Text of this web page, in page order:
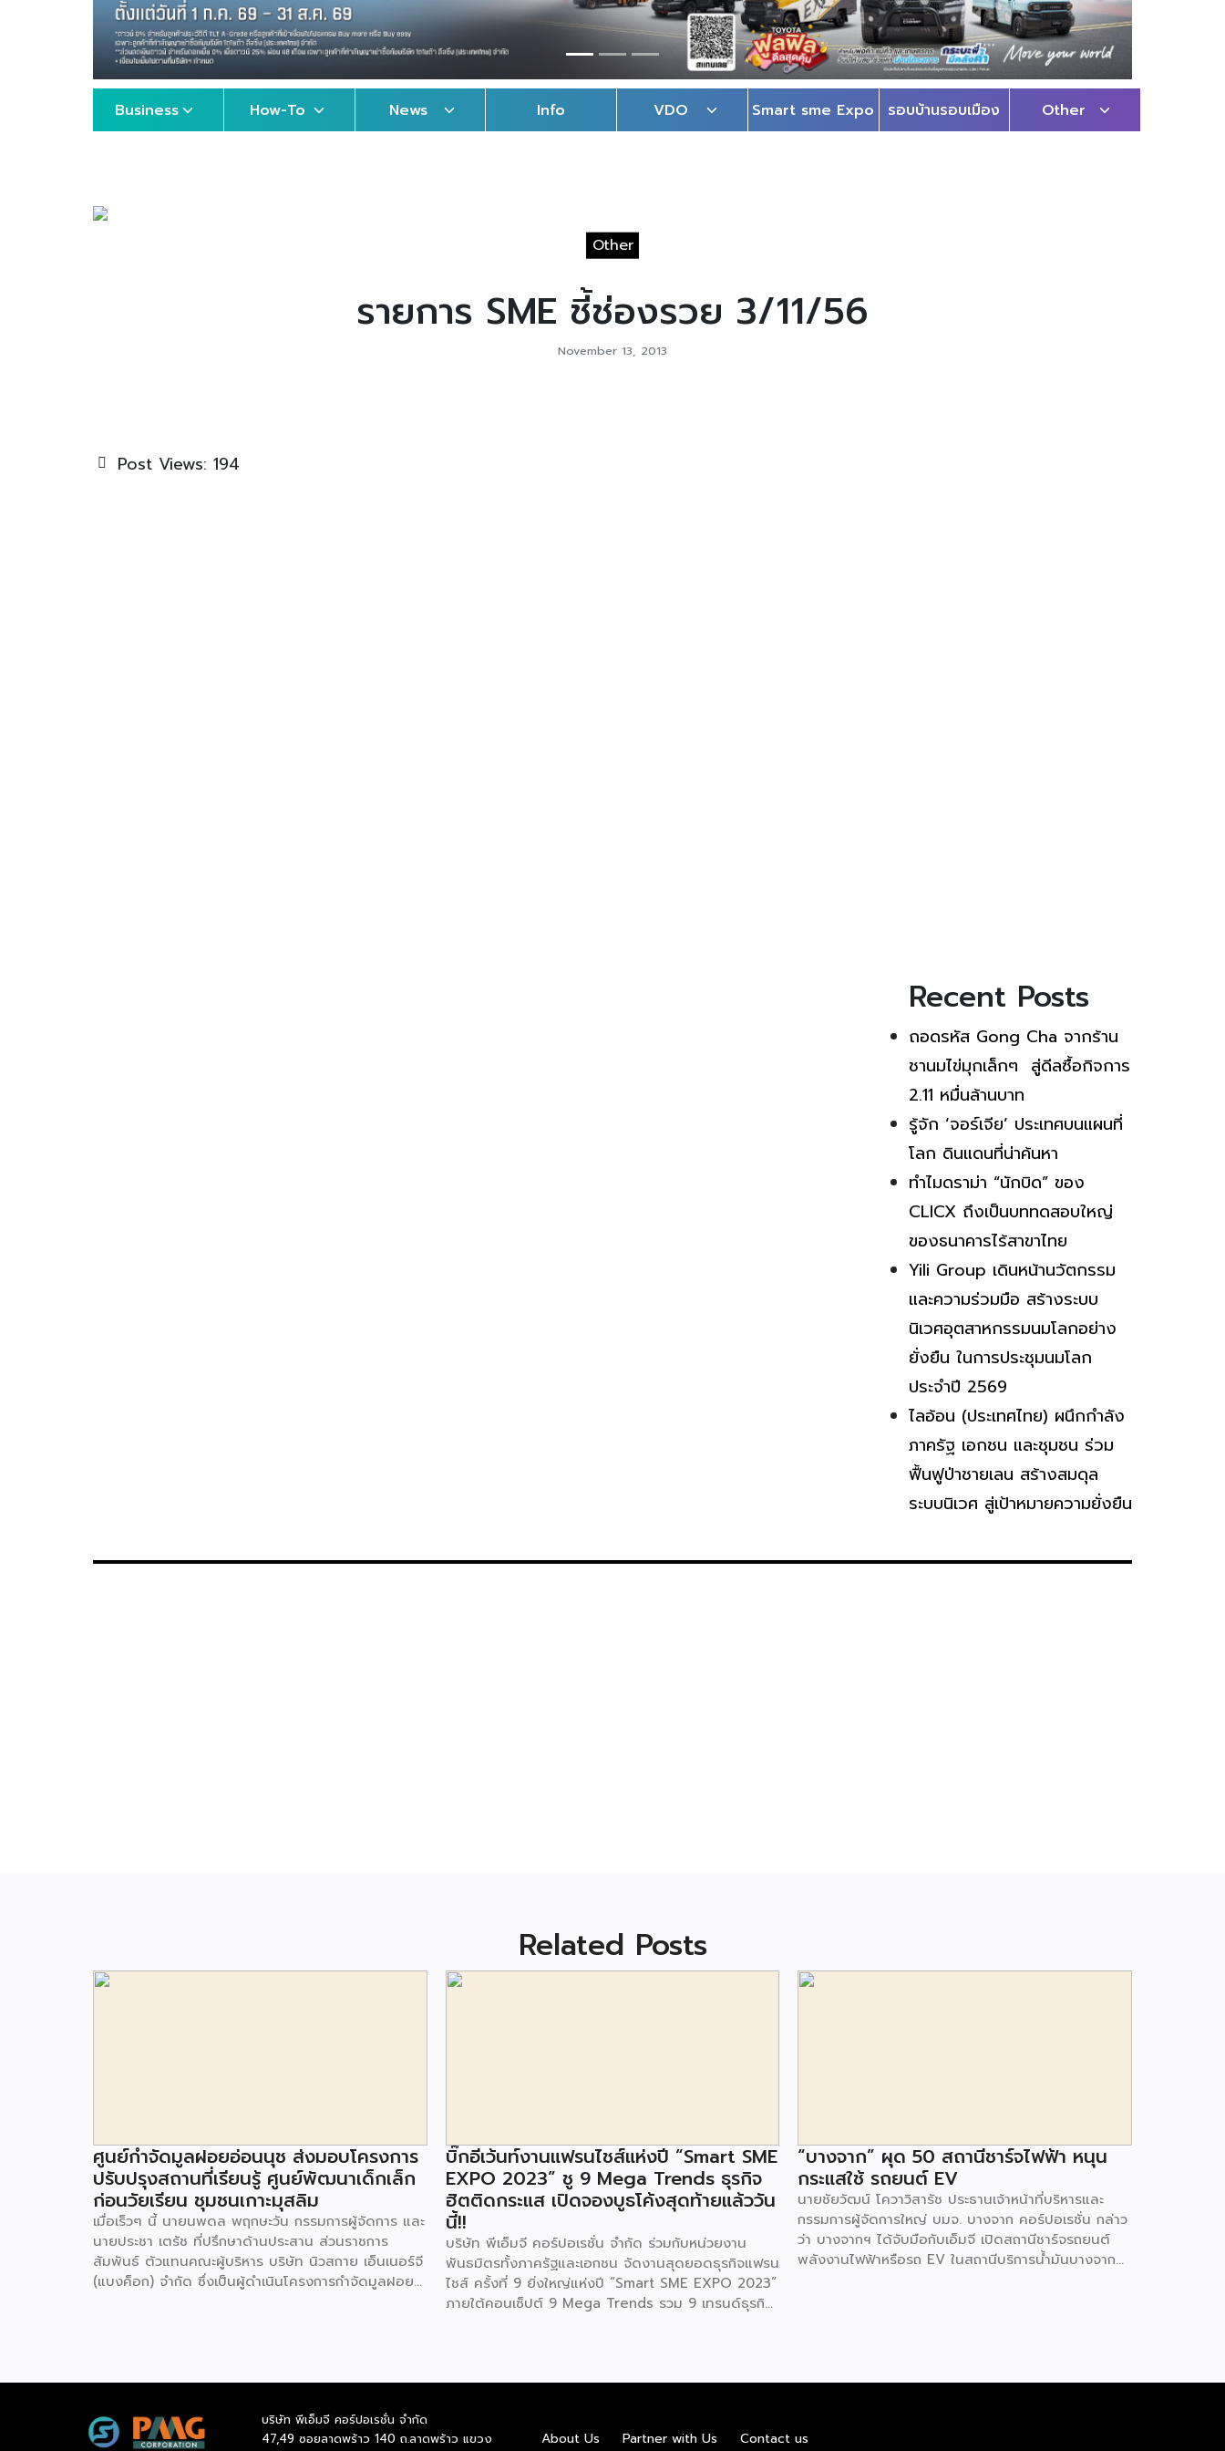
Business How-To News Info VDO Smart sme Expo รอบบ้านรอบเมือง Other
Other
รายการ SME ชี้ช่องรวย 3/11/56
November 13, 2013
Post Views: 194
Recent Posts
ถอดรหัส Gong Cha จากร้าน
ชานมไข่มุกเล็กๆ สู่ดีลซื้อกิจการ
2.11 หมื่นล้านบาท
รู้จัก ‘จอร์เจีย’ ประเทศบนแผนที่
โลก ดินแดนที่น่าค้นหา
ทำไมดราม่า “นักบิด” ของ
CLICX ถึงเป็นบททดสอบใหญ่
ของธนาคารไร้สาขาไทย
Yili Group เดินหน้านวัตกรรม
และความร่วมมือ สร้างระบบ
นิเวศอุตสาหกรรมนมโลกอย่าง
ยั่งยืน ในการประชุมนมโลก
ประจำปี 2569
ไลอ้อน (ประเทศไทย) ผนึกกำลัง
ภาครัฐ เอกชน และชุมชน ร่วม
ฟื้นฟูป่าชายเลน สร้างสมดุล
ระบบนิเวศ สู่เป้าหมายความยั่งยืน
Related Posts
ศูนย์กำจัดมูลฝอยอ่อนนุช ส่งมอบโครงการ
ปรับปรุงสถานที่เรียนรู้ ศูนย์พัฒนาเด็กเล็ก
ก่อนวัยเรียน ชุมชนเกาะมุสลิม
เมื่อเร็วๆ นี้ นายนพดล พฤกษะวัน กรรมการผู้จัดการ และ
นายประชา เตรัช ที่ปรึกษาด้านประสาน ส่วนราชการ
สัมพันธ์ ตัวแทนคณะผู้บริหาร บริษัท นิวสกาย เอ็นเนอร์จี
(แบงค็อก) จํากัด ซึ่งเป็นผู้ดำเนินโครงการกำจัดมูลฝอย
ประเวศ เขตประเวศ กรุงเทพมหานคร ทั้งนี้โครงการ
ชุมชนเกาะมุสลิม ตั้งอยู่ในซอยอ่อนนุช 86 ดำเนินการขึ้น
เพื่อเพิ่มพื้นที่การเรียนรู้เพิ่มเติมนอกห้องเรียน และใช้เป็น
บิ๊กอีเว้นท์งานแฟรนไชส์แห่งปี “Smart SME
EXPO 2023” ชู 9 Mega Trends ธุรกิจ
ฮิตติดกระแส เปิดจองบูธโค้งสุดท้ายแล้ววัน
นี้!!
บริษัท พีเอ็มจี คอร์ปอเรชั่น จำกัด ร่วมกับหน่วยงาน
พันธมิตรทั้งภาครัฐและเอกชน จัดงานสุดยอดธุรกิจแฟรน
ไชส์ ครั้งที่ 9 ยิ่งใหญ่แห่งปี “Smart SME EXPO 2023”
ภายใต้คอนเซ็ปต์ 9 Mega Trends รวม 9 เทรนด์ธุรกิจ
Health & Wellness Trends, E-Commerce
ระดับร่วม 250 บูธ ในงบลงทุนเริ่มต้นหลักพัน หลักหมื่น
“บางจาก” ผุด 50 สถานีชาร์จไฟฟ้า หนุน
กระแสใช้ รถยนต์ EV
นายชัยวัฒน์ โควาวิสารัช ประธานเจ้าหน้าที่บริหารและ
กรรมการผู้จัดการใหญ่ บมจ. บางจาก คอร์ปอเรชั่น กล่าว
ว่า บางจากฯ ได้จับมือกับเอ็มจี เปิดสถานีชาร์จรถยนต์
พลังงานไฟฟ้าหรือรถ EV ในสถานีบริการน้ำมันบางจาก
จะทำให้สถานีบริการน้ำมันบางจากมีสถานีชาร์จรถ EV ทั้ง
พลังงานไฟฟ้า เพื่อรองรับการเติบโตของตลาดรถยนต์
บริษัท พีเอ็มจี คอร์ปอเรชั่น จำกัด
47,49 ซอยลาดพร้าว 140 ถ.ลาดพร้าว แขวง
About Us Partner with Us Contact us